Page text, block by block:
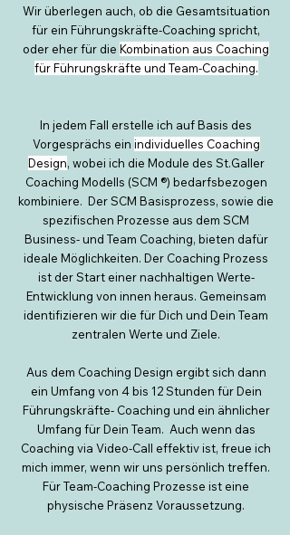
Wir überlegen auch, ob die Gesamtsituation
für ein Führungskräfte-Coaching spricht,
oder eher für die Kombination aus Coaching
für Führungskräfte und Team-Coaching.
In jedem Fall erstelle ich auf Basis des
Vorgesprächs ein individuelles Coaching
Design, wobei ich die Module des St.Galler
Coaching Modells (SCM ®) bedarfsbezogen
kombiniere. Der SCM Basisprozess, sowie die
spezifischen Prozesse aus dem SCM
Business- und Team Coaching, bieten dafür
ideale Möglichkeiten. Der Coaching Prozess
ist der Start einer nachhaltigen Werte-
Entwicklung von innen heraus. Gemeinsam
identifizieren wir die für Dich und Dein Team
zentralen Werte und Ziele.
Aus dem Coaching Design ergibt sich dann
ein Umfang von 4 bis 12 Stunden für Dein
Führungskräfte- Coaching und ein ähnlicher
Umfang für Dein Team. Auch wenn das
Coaching via Video-Call effektiv ist, freue ich
mich immer, wenn wir uns persönlich treffen.
Für Team-Coaching Prozesse ist eine
physische Präsenz Voraussetzung.